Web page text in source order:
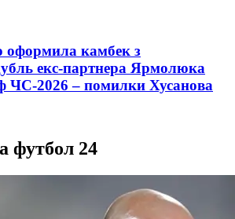
оформила камбек з
екс-партнера Ярмолюка
ЧС-2026 – помилки Хусанова
футбол 24